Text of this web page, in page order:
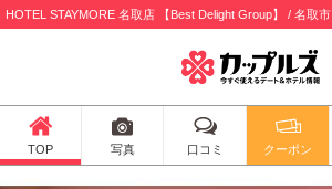
HOTEL STAYMORE 名取店 【Best Delight Group】 / 名取市
TOP 写真 口コミ クーポン